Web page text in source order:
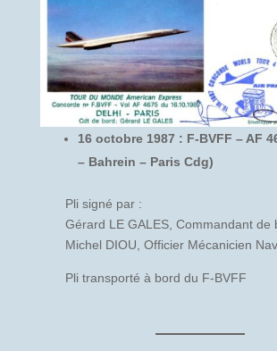
16 octobre 1987 : F-BVFF – AF
– Bahrein – Paris Cdg)
Pli signé par :
Gérard LE GALES, Commandant de
Michel DIOU, Officier Mécanicien
Pli transporté à bord du F-BVFF